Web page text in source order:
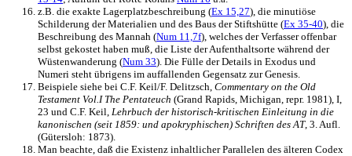
z.B. die exakte Lagerplatzbeschreibung (Ex 15,27), die minutiöse
Schilderung der Materialien und des Baus der Stiftshütte (Ex 35-40), die
Beschreibung des Mannah (Num 11,7f), welches der Verfasser offenbar
selbst gekostet haben muß, die Liste der Aufenthaltsorte während der
Wüstenwanderung (Num 33). Die Fülle der Details in Exodus und
Numeri steht übrigens im auffallenden Gegensatz zur Genesis.
Beispiele siehe bei C.F. Keil/F. Delitzsch, Commentary on the Old
Testament Vol.I The Pentateuch (Grand Rapids, Michigan, repr. 1981), I,
23 und C.F. Keil, Lehrbuch der historisch-kritischen Einleitung in die
kanonischen (seit 1859: und apokryphischen) Schriften des AT, 3. Aufl.
(Gütersloh: 1873).
Man beachte, daß die Existenz inhaltlicher Parallelen des älteren Codex